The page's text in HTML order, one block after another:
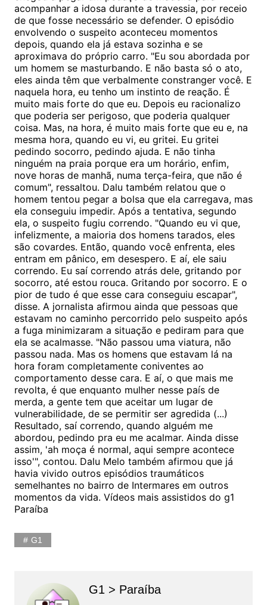
acompanhar a idosa durante a travessia, por receio
de que fosse necessário se defender. O episódio
envolvendo o suspeito aconteceu momentos
depois, quando ela já estava sozinha e se
aproximava do próprio carro. "Eu sou abordada por
um homem se masturbando. E não basta só o ato,
eles ainda têm que verbalmente constranger você. E
naquela hora, eu tenho um instinto de reação. É
muito mais forte do que eu. Depois eu racionalizo
que poderia ser perigoso, que poderia qualquer
coisa. Mas, na hora, é muito mais forte que eu e, na
mesma hora, quando eu vi, eu gritei. Eu gritei
pedindo socorro, pedindo ajuda. E não tinha
ninguém na praia porque era um horário, enfim,
nove horas de manhã, numa terça-feira, que não é
comum", ressaltou. Dalu também relatou que o
homem tentou pegar a bolsa que ela carregava, mas
ela conseguiu impedir. Após a tentativa, segundo
ela, o suspeito fugiu correndo. "Quando eu vi que,
infelizmente, a maioria dos homens tarados, eles
são covardes. Então, quando você enfrenta, eles
entram em pânico, em desespero. E aí, ele saiu
correndo. Eu saí correndo atrás dele, gritando por
socorro, até estou rouca. Gritando por socorro. E o
pior de tudo é que esse cara conseguiu escapar",
disse. A jornalista afirmou ainda que pessoas que
estavam no caminho percorrido pelo suspeito após
a fuga minimizaram a situação e pediram para que
ela se acalmasse. "Não passou uma viatura, não
passou nada. Mas os homens que estavam lá na
hora foram completamente coniventes ao
comportamento desse cara. E aí, o que mais me
revolta, é que enquanto mulher nesse país de
merda, a gente tem que aceitar um lugar de
vulnerabilidade, de se permitir ser agredida (...)
Resultado, saí correndo, quando alguém me
abordou, pedindo pra eu me acalmar. Ainda disse
assim, 'ah moça é normal, aqui sempre acontece
isso'", contou. Dalu Melo também afirmou que já
havia vivido outros episódios traumáticos
semelhantes no bairro de Intermares em outros
momentos da vida. Vídeos mais assistidos do g1
Paraíba
G1
G1 > Paraíba